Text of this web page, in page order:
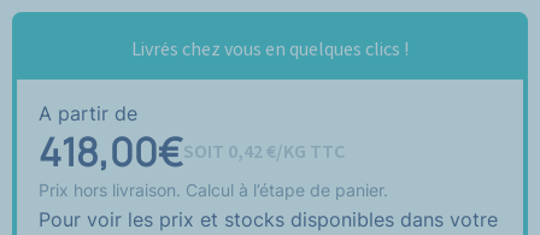
Livrés chez vous en quelques clics !
A partir de
418,00€SOIT 0,42 €/KG TTC
Prix hors livraison. Calcul à l’étape de panier.
Pour voir les prix et stocks disponibles dans votre